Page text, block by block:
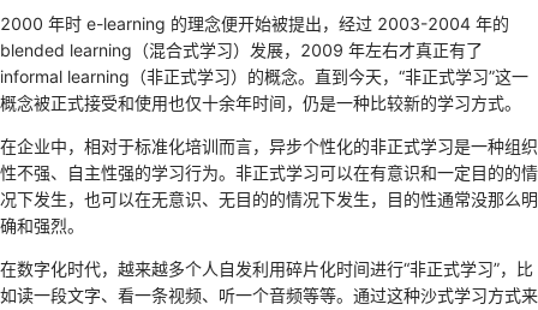
2000 年时 e-learning 的理念便开始被提出，经过 2003-2004 年的
blended learning（混合式学习）发展，2009 年左右才真正有了
informal learning（非正式学习）的概念。直到今天，“非正式学习”这一
概念被正式接受和使用也仅十余年时间，仍是一种比较新的学习方式。
在企业中，相对于标准化培训而言，异步个性化的非正式学习是一种组织
性不强、自主性强的学习行为。非正式学习可以在有意识和一定目的的情
况下发生，也可以在无意识、无目的的情况下发生，目的性通常没那么明
确和强烈。
在数字化时代，越来越多个人自发利用碎片化时间进行“非正式学习”，比
如读一段文字、看一条视频、听一个音频等等。通过这种沙式学习方式来